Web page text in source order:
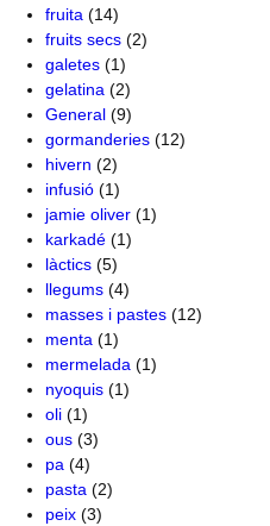
fruita (14)
fruits secs (2)
galetes (1)
gelatina (2)
General (9)
gormanderies (12)
hivern (2)
infusió (1)
jamie oliver (1)
karkadé (1)
làctics (5)
llegums (4)
masses i pastes (12)
menta (1)
mermelada (1)
nyoquis (1)
oli (1)
ous (3)
pa (4)
pasta (2)
peix (3)